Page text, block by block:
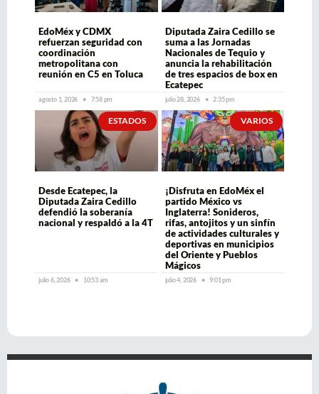
EdoMéx y CDMX
refuerzan seguridad con
coordinación
metropolitana con
reunión en C5 en Toluca
agosto 1, 2026 7:58 pm
Diputada Zaira Cedillo se
suma a las Jornadas
Nacionales de Tequio y
anuncia la rehabilitación
de tres espacios de box en
Ecatepec
julio 28, 2026 2:35 pm
ESTADOS
Desde Ecatepec, la
Diputada Zaira Cedillo
defendió la soberanía
nacional y respaldó a la 4T
julio 6, 2026 10:53 am
VARIOS
¡Disfruta en EdoMéx el
partido México vs
Inglaterra! Sonideros,
rifas, antojitos y un sinfín
de actividades culturales y
deportivas en municipios
del Oriente y Pueblos
Mágicos
julio 4, 2026 9:01 pm